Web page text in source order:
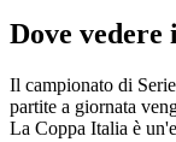
Dove vedere
Il campionato di
partite a giornata
La Coppa Italia è